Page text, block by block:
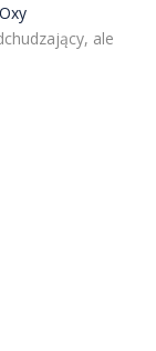
ale